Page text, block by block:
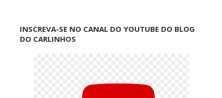
INSCREVA-SE NO CANAL DO YOUTUBE DO BLOG
DO CARLINHOS